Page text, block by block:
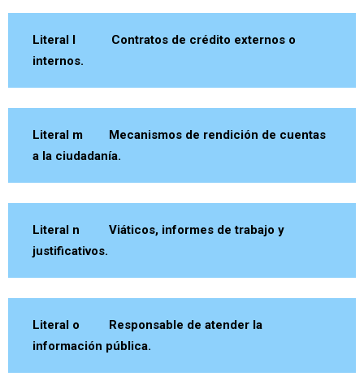
Literal l Contratos de crédito externos o
internos.
Literal m Mecanismos de rendición de cuentas
a la ciudadanía.
Literal n Viáticos, informes de trabajo y
justificativos.
Literal o Responsable de atender la
información pública.